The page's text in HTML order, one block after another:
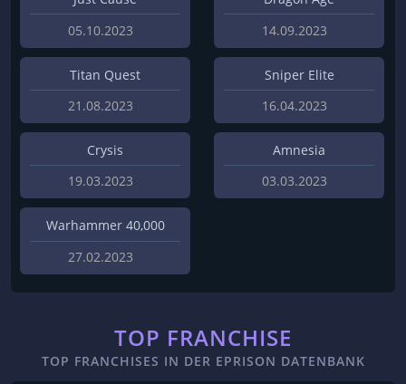
05.10.2023
14.09.2023
Titan Quest
21.08.2023
Sniper Elite
16.04.2023
Crysis
19.03.2023
Amnesia
03.03.2023
Warhammer 40,000
27.02.2023
TOP FRANCHISE
TOP FRANCHISES IN DER EPRISON DATENBANK